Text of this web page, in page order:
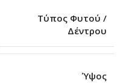
Τύπος Φυτού /
Δέντρου
Ύψος